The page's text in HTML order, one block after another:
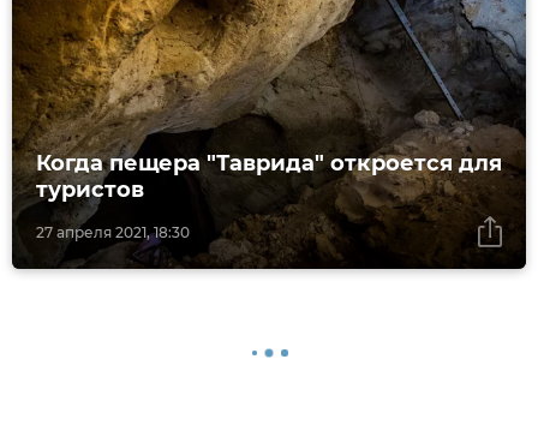
27 апреля 2021, 18:30
Когда пещера "Таврида" откроется для
туристов